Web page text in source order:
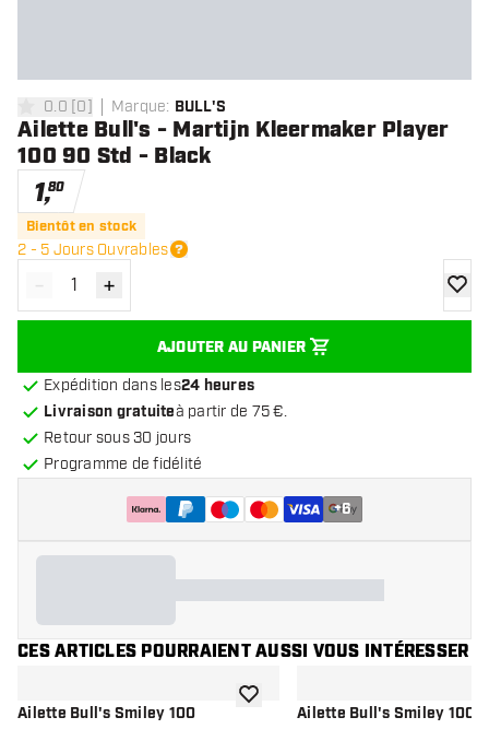
0 étoiles de notation
0.0 [0] Marque: BULL'S
Ailette Bull's - Martijn Kleermaker Player
100 90 Std - Black
1,80
Bientôt en stock
2 - 5 Jours Ouvrables
Diminuer la quantité
- Augmenter la quantité
+
AJOUTER AU PANIER
Expédition dans les24 heures
Livraison gratuiteà partir de 75 €.
Retour sous 30 jours
Programme de fidélité
+6
CES ARTICLES POURRAIENT AUSSI VOUS INTÉRESSER
Ailette Bull's Smiley 100
ajouter à la liste de souhaits
Ailette Bull's Smiley 100